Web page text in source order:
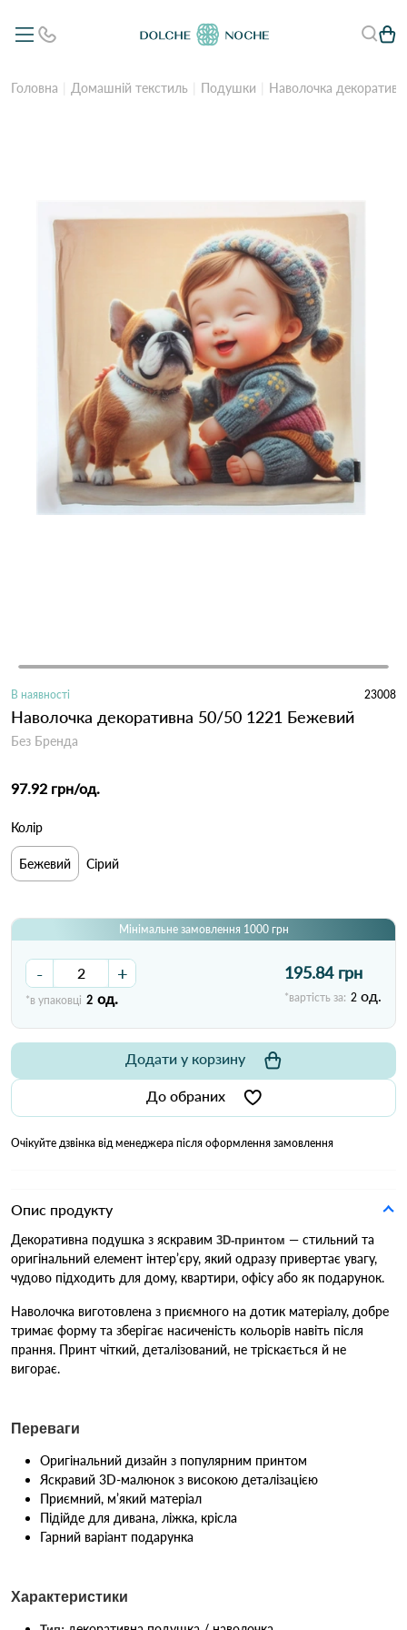
Головна Домашній текстиль Подушки Наволочка
В наявності 23008
Наволочка декоративна 50/50 1221 Бежевий
Без Бренда
97.92 грн/од.
Колір
Бежевий Сірий
Мінімальне замовлення 1000 грн
- +
*в упаковці 2 од.
195.84 грн
*вартість за: 2 од.
До обраних
Додати у корзину
Очікуйте дзвінка від менеджера після оформлення замовлення
Опис продукту
Декоративна подушка з яскравим 3D-принтом — стильний та
оригінальний елемент інтер’єру, який одразу привертає увагу,
чудово підходить для дому, квартири, офісу або як подарунок.
Наволочка виготовлена з приємного на дотик матеріалу, добре
тримає форму та зберігає насиченість кольорів навіть після
прання. Принт чіткий, деталізований, не тріскається й не
вигорає.
Переваги
Оригінальний дизайн з популярним принтом
Яскравий 3D-малюнок з високою деталізацією
Приємний, м’який матеріал
Підійде для дивана, ліжка, крісла
Гарний варіант подарунка
Характеристики